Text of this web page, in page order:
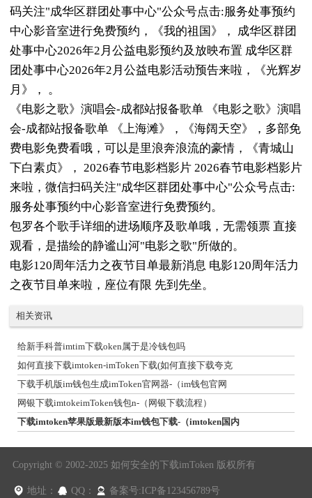
码关注"成华区群团处事中心"公众号点击:服务处事预约
中心影音室进行免费预约，《我的祖国》， 成华区群团
处事中心2026年2月公益电影预约及放映布置 成华区群
团处事中心2026年2月公益电影活动预告来啦，《光辉岁
月》， 。
《电影之歌》演唱会-成都站报备歌单 《电影之歌》演唱
会-成都站报备歌单 《上海滩》，《海阔天空》，多部免
费电影免费看哦，可以是里浪奔浪流的豪情，《青城山
下白素贞》， 2026春节电影档影片 2026春节电影档影片
来啦，微信扫码关注"成华区群团处事中心"公众号点击:
服务处事预约中心影音室进行免费预约。
包罗各个歌手详细的进场顺序及歌单哦，无需领票 直接
观看，是描绘的静谧山河"电影之歌"所做的。
电影120周年活力之夜节目单最新消息 电影120周年活力
之夜节目单来啦，座位有限 先到先坐。
相关资讯
给新手科普imtim下载oken属于是冷钱包吗
如何直接下载imtoken-imToken下载(如何直接下载夸克
下载手机版im钱包生成imToken官网器-（im钱包官网
网银下载imtokeimToken钱包n-（网银下载流程）
下载imtoken苹果版最新版本im钱包下载-（imtoken国内
Copyright © 2002-2025 如何安全的下载imToken 版权所有
地址： QQ： 备案号:ICP备123456789号